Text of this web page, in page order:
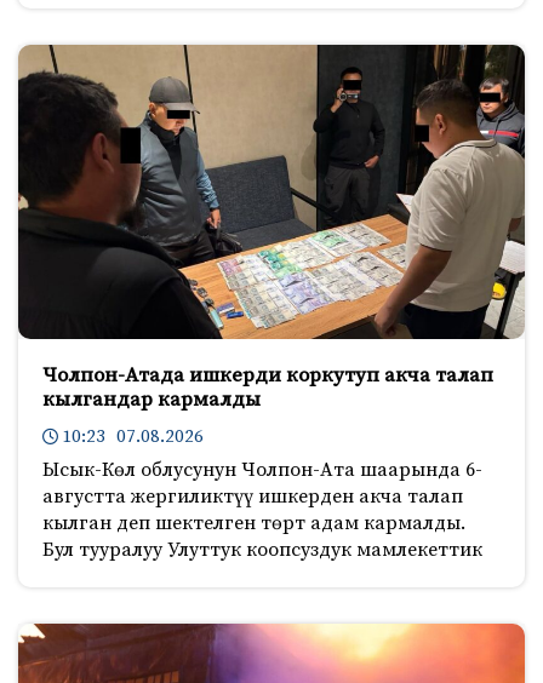
Чолпон-Атада ишкерди коркутуп акча талап
кылгандар кармалды
10:23 07.08.2026
Ысык-Көл облусунун Чолпон-Ата шаарында 6-
августта жергиликтүү ишкерден акча талап
кылган деп шектелген төрт адам кармалды.
Бул тууралуу Улуттук коопсуздук мамлекеттик